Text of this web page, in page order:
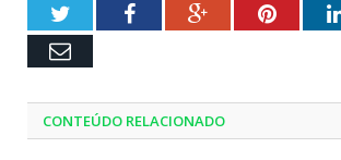
TwitterFacebookGoogle+
Email
CONTEÚDO RELACIONADO